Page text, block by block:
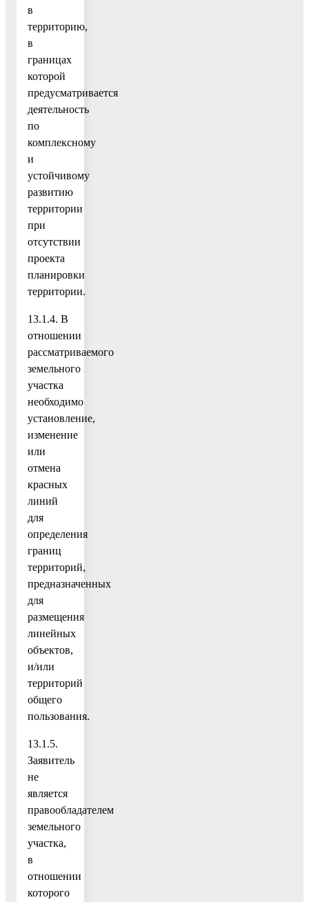
в
территорию,
в
границах
которой
предусматривается
деятельность
по
комплексному
и
устойчивому
развитию
территории
при
отсутствии
проекта
планировки
территории.
13.1.4. В
отношении
рассматриваемого
земельного
участка
необходимо
установление,
изменение
или
отмена
красных
линий
для
определения
границ
территорий,
предназначенных
для
размещения
линейных
объектов,
и/или
территорий
общего
пользования.
13.1.5.
Заявитель
не
является
правообладателем
земельного
участка,
в
отношении
которого